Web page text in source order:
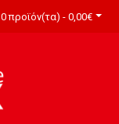
0 προϊόν(τα) - 0,00€